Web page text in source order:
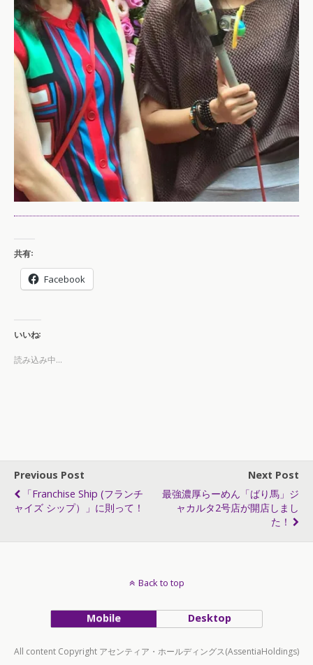
共有:
Facebook
いいね:
読み込み中...
Previous Post
「Franchise Ship (フランチ
ャイズ シップ）」に則って！
Next Post
最強濃厚らーめん「ばり馬」ジ
ャカルタ2号店が開店しまし
た！
Back to top
Mobile Desktop
All content Copyright アセンティア・ホールディングス(AssentiaHoldings)